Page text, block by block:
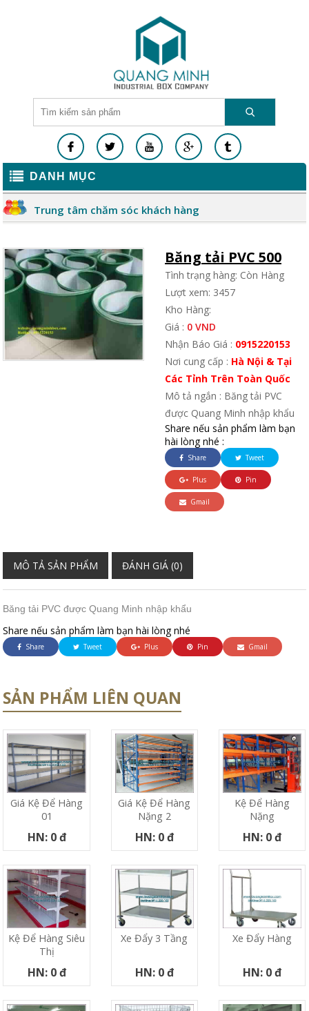
DANH MỤC
Trung tâm chăm sóc khách hàng
Băng tải PVC 500
Tình trạng hàng: Còn Hàng
Lượt xem: 3457
Kho Hàng:
Giá : 0 VND
Nhận Báo Giá : 0915220153
Nơi cung cấp : Hà Nội & Tại
Các Tỉnh Trên Toàn Quốc
Mô tả ngắn : Băng tải PVC
được Quang Minh nhập khẩu
Share nếu sản phẩm làm bạn
hài lòng nhé :
Share Tweet
Plus Pin
Gmail
MÔ TẢ SẢN PHẨM ĐÁNH GIÁ (0)
Băng tải PVC được Quang Minh nhập khẩu
Share nếu sản phẩm làm bạn hài lòng nhé
Share Tweet Plus Pin Gmail
SẢN PHẨM LIÊN QUAN
Giá Kệ Để Hàng
01
HN: 0 đ
Giá Kệ Để Hàng
Nặng 2
HN: 0 đ
Kệ Để Hàng
Nặng
HN: 0 đ
Kệ Để Hàng Siêu
Thị
HN: 0 đ
Xe Đẩy 3 Tầng
HN: 0 đ
Xe Đẩy Hàng
HN: 0 đ